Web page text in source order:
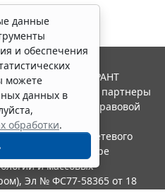
данные
и обеспечения
можете
данных в
обработки.
2026. Система ГАРАНТ
"Гарант" и ее партнеры
ассоциации правовой
в качестве сетевого
по надзору в сфере
и массовых
Эл № ФС77-58365 от 18